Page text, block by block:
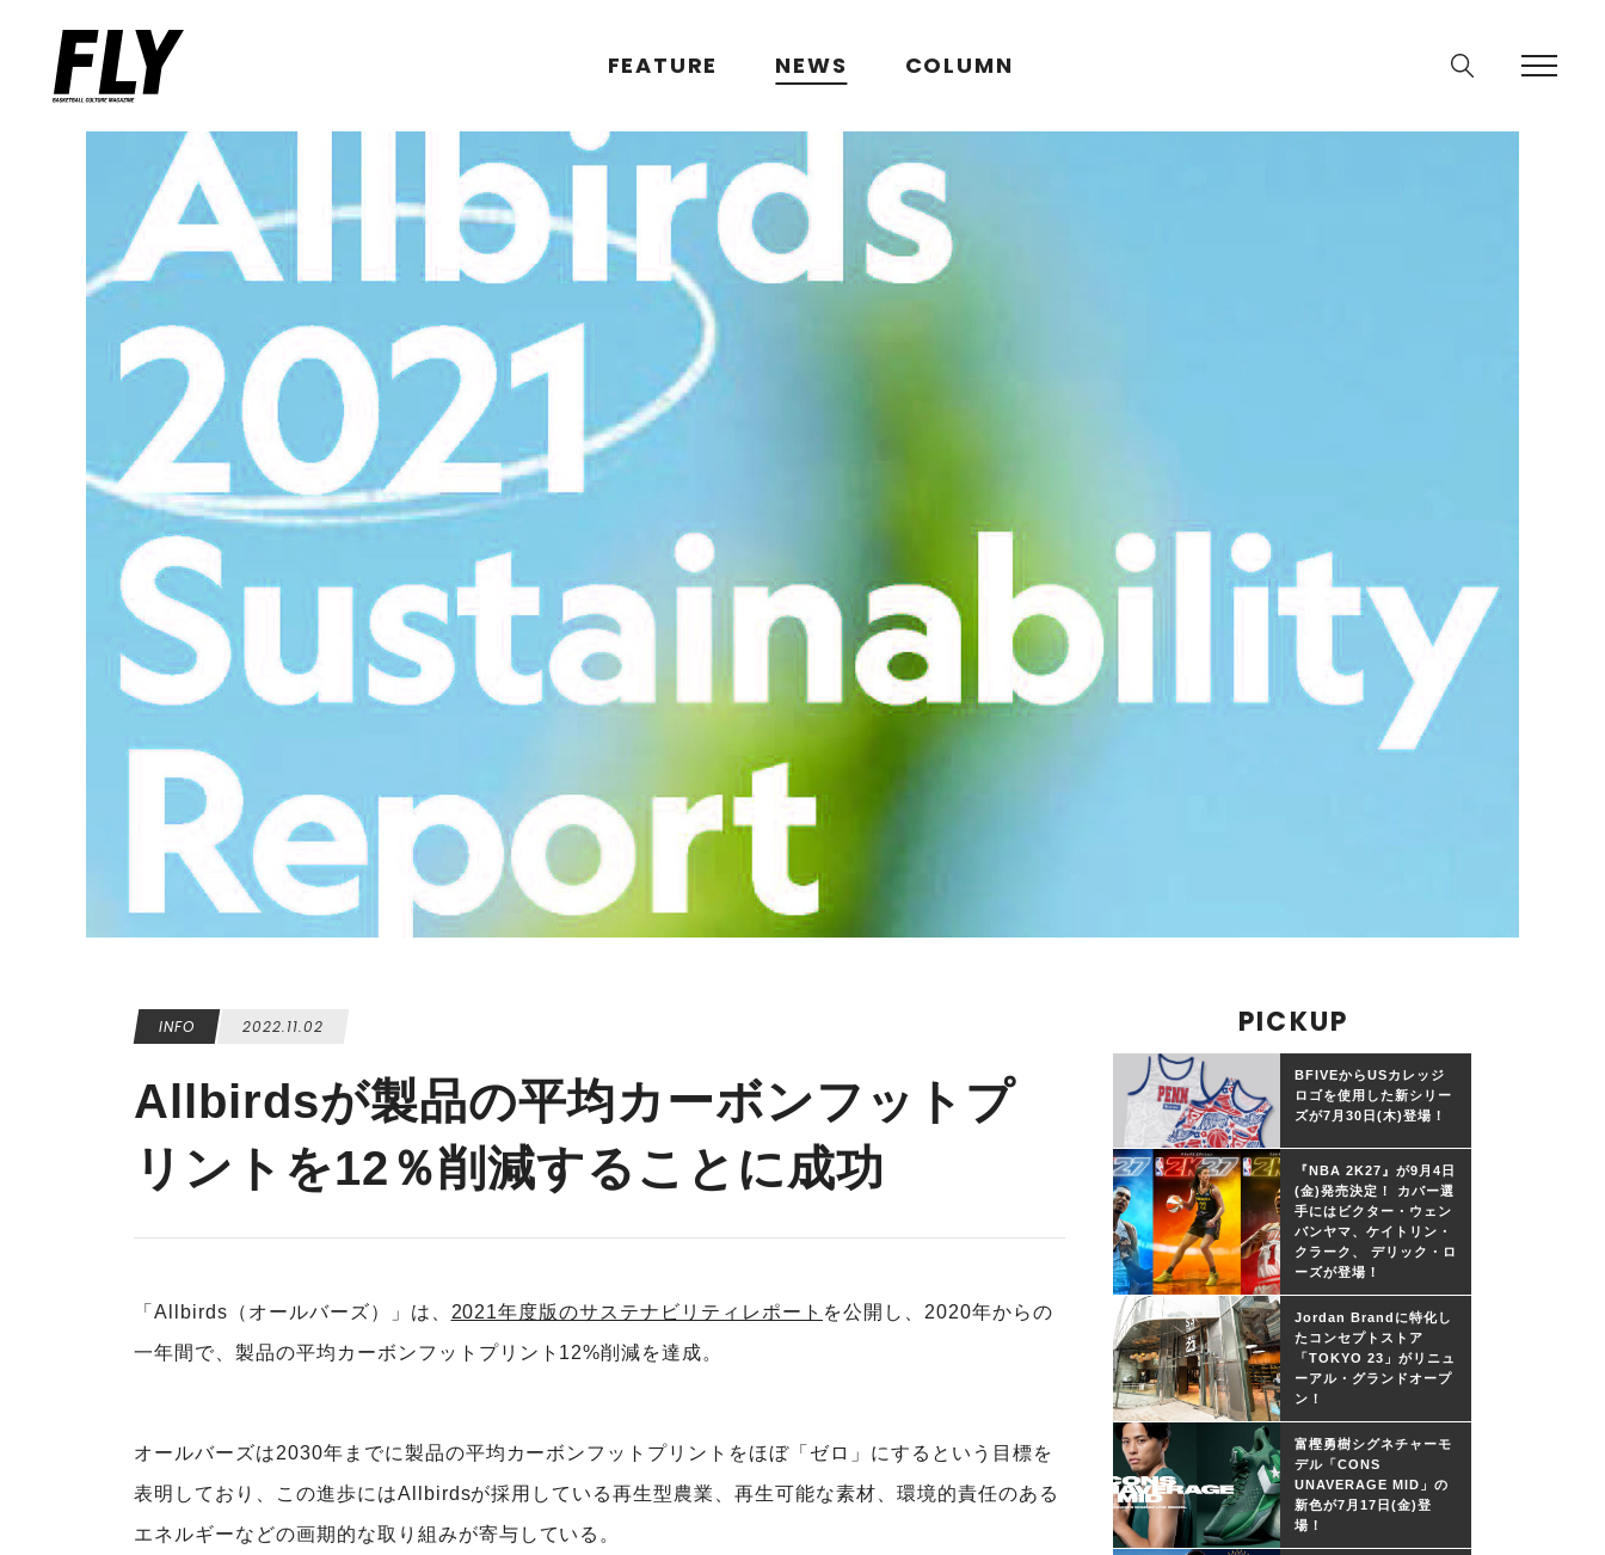
FEATURE NEWS COLUMN
INFO 2022.11.02
Allbirdsが製品の平均カーボンフットプ
リントを12％削減することに成功
「Allbirds（オールバーズ）」は、 2021年度版のサステナビリティレポート を公開し、2020年からの
一年間で、製品の平均カーボンフットプリント12%削減を達成。
オールバーズは2030年までに製品の平均カーボンフットプリントをほぼ「ゼロ」にするという目標を
表明しており、この進歩にはAllbirdsが採用している再生型農業、再生可能な素材、環境的責任のある
エネルギーなどの画期的な取り組みが寄与している。
PICKUP
BFIVEからUSカレッジ
ロゴを使用した新シリー
ズが7月30日(木)登場！
『NBA 2K27』が9月4日
(金)発売決定！ カバー選
手にはビクター・ウェン
バンヤマ、ケイトリン・
クラーク、 デリック・ロ
ーズが登場！
Jordan Brandに特化し
たコンセプトストア
「TOKYO 23」がリニュ
ーアル・グランドオープ
ン！
富樫勇樹シグネチャーモ
デル「CONS
UNAVERAGE MID」の
新色が7月17日(金)登
場！